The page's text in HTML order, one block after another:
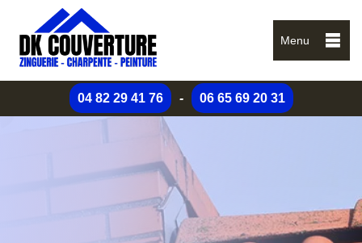
Menu
04 82 29 41 76 - 06 65 69 20 31